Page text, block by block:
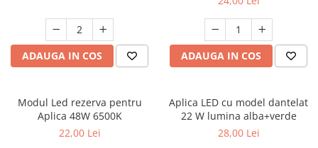
ADAUGA IN COS ADAUGA IN COS
Modul Led rezerva pentru
Aplica 48W 6500K
22,00 Lei
Aplica LED cu model dantelat
22 W lumina alba+verde
28,00 Lei